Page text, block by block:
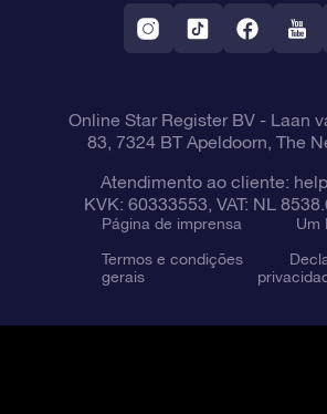
Aplicativo RV Fly me to the stars
Constelações
Online Star Register BV- Laan
83, 7324 BT Apeldoorn, The
Atendimento ao cliente:
KVK: 60333553, VAT: NL
Página de imprensa
Um
Termos e condições
gerais